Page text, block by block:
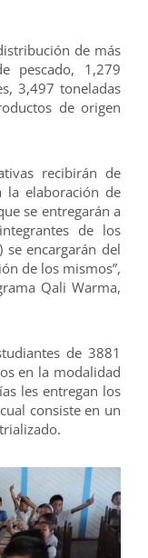
de más
pescado, 1,279
3,497 toneladas
de origen
recibirán de
la elaboración de
se entregarán a
de los
se encargarán del
de los mismos”,
Qali Warma,
de 3881
en la modalidad
les entregan los
consiste en un